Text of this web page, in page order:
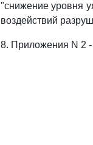
"снижение уровня
воздействий
8. Приложения N 2